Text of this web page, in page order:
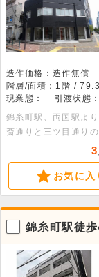
造作価格：造作無償
階層/面積：1階 /
現業態：
引渡状態
錦糸町駅、両国駅よ
斎通りと三ツ目通り
3
お気に入
錦糸町駅徒
店舗・事務所